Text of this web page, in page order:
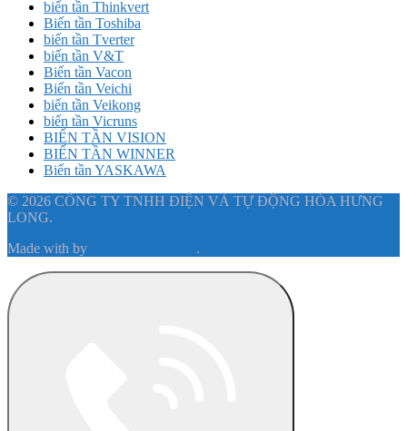
biến tần Thinkvert
Biến tần Toshiba
biến tần Tverter
biến tần V&T
Biến tần Vacon
Biến tần Veichi
biến tần Veikong
biến tần Vicruns
BIẾN TẦN VISION
BIẾN TẦN WINNER
Biến tần YASKAWA
© 2026 CÔNG TY TNHH ĐIỆN VÀ TỰ ĐỘNG HÓA HƯNG
LONG.
Made with by .